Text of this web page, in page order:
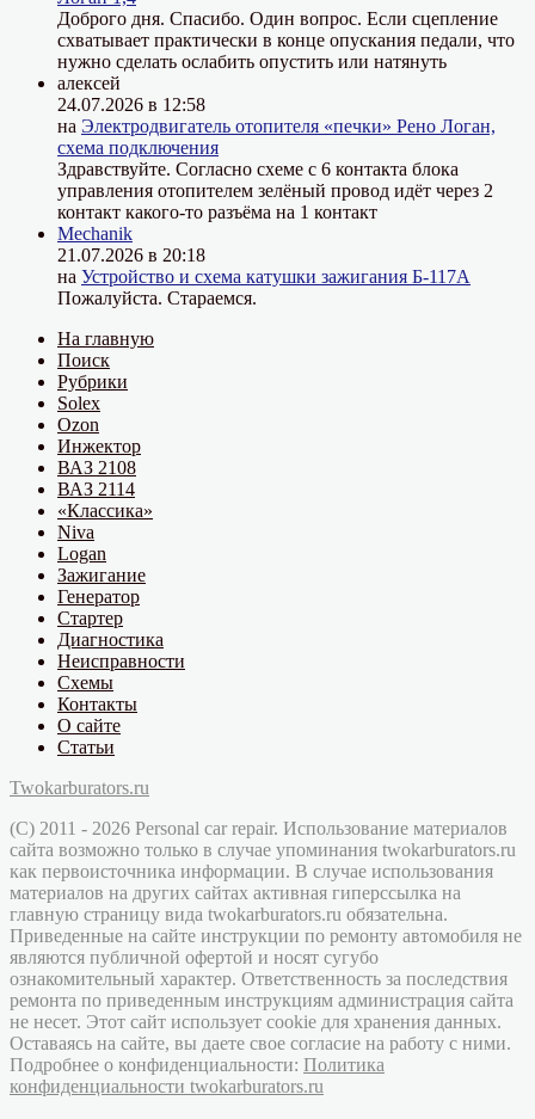
Доброго дня. Спасибо. Один вопрос. Если сцепление
схватывает практически в конце опускания педали, что
нужно сделать ослабить опустить или натянуть
алексей
24.07.2026 в 12:58
на Электродвигатель отопителя «печки» Рено Логан,
схема подключения
Здравствуйте. Согласно схеме с 6 контакта блока
управления отопителем зелёный провод идёт через 2
контакт какого-то разъёма на 1 контакт
Mechanik
21.07.2026 в 20:18
на Устройство и схема катушки зажигания Б-117А
Пожалуйста. Стараемся.
На главную
Поиск
Рубрики
Solex
Ozon
Инжектор
ВАЗ 2108
ВАЗ 2114
«Классика»
Niva
Logan
Зажигание
Генератор
Стартер
Диагностика
Неисправности
Схемы
Контакты
О сайте
Статьи
Twokarburators.ru
(C) 2011 - 2026 Personal car repair. Использование материалов
сайта возможно только в случае упоминания twokarburators.ru
как первоисточника информации. В случае использования
материалов на других сайтах активная гиперссылка на
главную страницу вида twokarburators.ru обязательна.
Приведенные на сайте инструкции по ремонту автомобиля не
являются публичной офертой и носят сугубо
ознакомительный характер. Ответственность за последствия
ремонта по приведенным инструкциям администрация сайта
не несет. Этот сайт использует cookie для хранения данных.
Оставаясь на сайте, вы даете свое согласие на работу с ними.
Подробнее о конфиденциальности: Политика
конфиденциальности twokarburators.ru